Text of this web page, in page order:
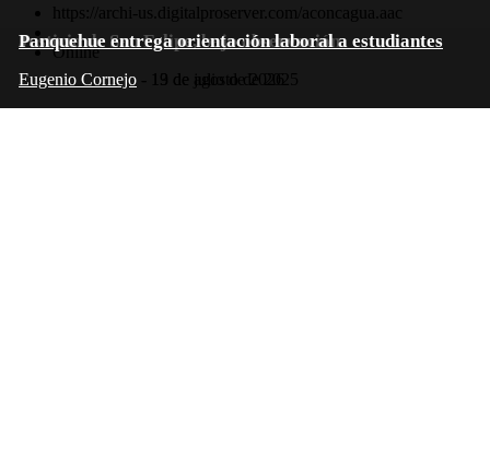
Justicia de San Felipe, bajo observación
Eugenio Cornejo
Panquehue entrega orientación laboral a estudiantes
Eugenio Cornejo
https://archi-us.digitalproserver.com/aconcagua.aac
Online